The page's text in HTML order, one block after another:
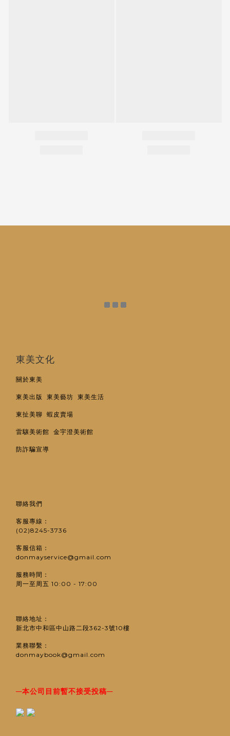
東美文化
關於東美
東美出版 東美藝坊 東美生活
東扯美聊 蝦皮賣場
雷驤美術館 金宇澄美術館
防詐騙宣導
聯絡我們
客服專線：
(02)8245-3736
客服信箱：
donmayservice@gmail.com
服務時間：
周一至周五 10:00 - 17:00
聯絡地址：
新北市中和區中山路二段362-3號10樓
業務聯繫：
donmaybook@gmail.com
─本公司目前暫不接受投稿─